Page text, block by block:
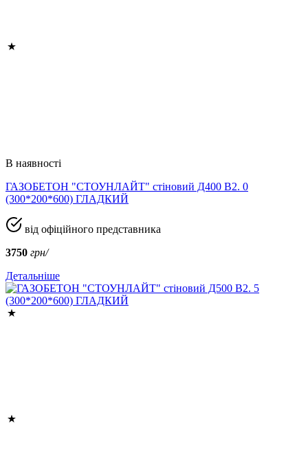
В наявності
ГАЗОБЕТОН "СТОУНЛАЙТ" стіновий Д400 В2. 0
(300*200*600) ГЛАДКИЙ
від офіційного представника
3750 грн/
Детальніше